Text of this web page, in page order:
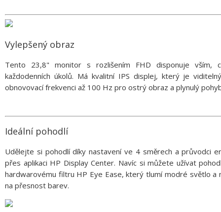
Vylepšený obraz
Tento 23,8" monitor s rozlišením FHD disponuje vším,
každodenních úkolů. Má kvalitní IPS displej, který je
obnovovací frekvenci až 100 Hz pro ostrý obraz a plynulý
Ideální pohodlí
Udělejte si pohodlí díky nastavení ve 4 směrech a průvodci
přes aplikaci HP Display Center. Navíc si můžete užívat
hardwarovému filtru HP Eye Ease, který tlumí modré světlo a
na přesnost barev.